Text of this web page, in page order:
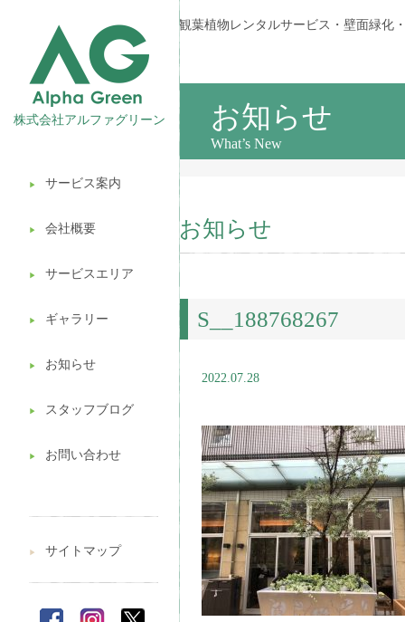
株式会社アルファグリーン
▶︎ サービス案内
▶︎ 会社概要
▶︎ サービスエリア
▶︎ ギャラリー
▶︎ お知らせ
▶︎ スタッフブログ
▶︎ お問い合わせ
観葉植物レンタル
壁面緑化
ギフト販売
造園ガーデニング
植木処分
▶︎ サイトマップ
観葉植物レンタルサービス・壁面緑化
お知らせ
What’s New
お知らせ
S__188768267
2022.07.28